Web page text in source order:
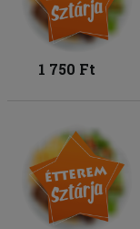
1 750 Ft